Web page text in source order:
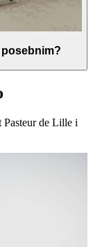
de Lille i